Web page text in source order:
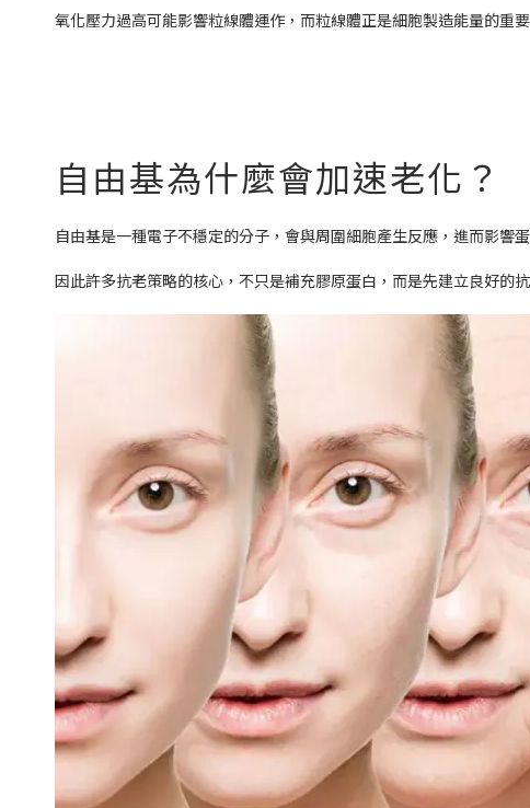
氧化壓力過高可能影響粒線體運作，而粒線體正是細胞製造能量的重
自由基為什麼會加速老化？
自由基是一種電子不穩定的分子，會與周圍細胞產生反應，進而影響
因此許多抗老策略的核心，不只是補充膠原蛋白，而是先建立良好的